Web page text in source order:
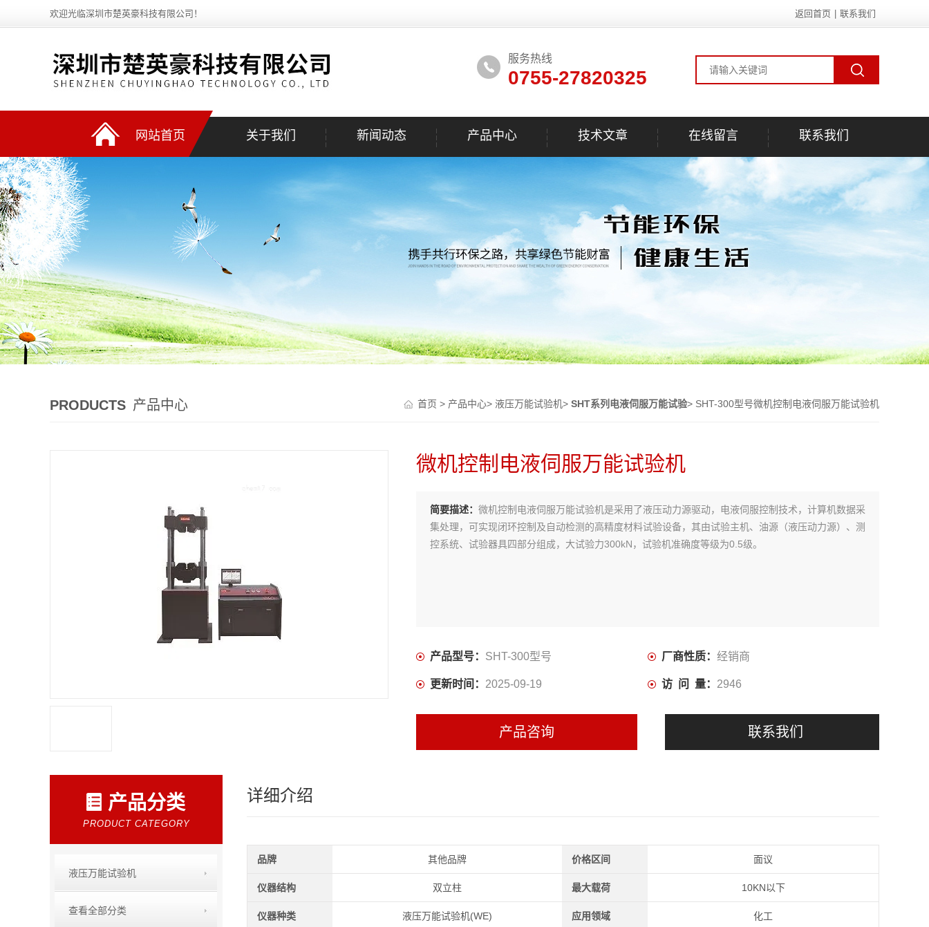
欢迎光临深圳市楚英豪科技有限公司！ 返回首页 联系我们
服务热线
0755-27820325
网站首页 关于我们 新闻动态 产品中心 技术文章 在线留言 联系我们
PRODUCTS 产品中心 首页 > 产品中心> 液压万能试验机> SHT系列电液伺服万能试验> SHT-300型号微机控制电液伺服万能试验机
微机控制电液伺服万能试验机
简要描述： 微机控制电液伺服万能试验机是采用了液压动力源驱动，电液伺服控制技术，计算机数据采
集处理，可实现闭环控制及自动检测的高精度材料试验设备，其由试验主机、油源（液压动力源）、测
控系统、试验器具四部分组成，大试验力300kN，试验机准确度等级为0.5级。
产品型号： SHT-300型号 厂商性质： 经销商
更新时间： 2025-09-19 访 问 量： 2946
产品咨询 联系我们
产品分类
PRODUCT CATEGORY
液压万能试验机
查看全部分类
详细介绍
品牌 其他品牌 价格区间 面议
仪器结构 双立柱 最大载荷 10KN以下
仪器种类 液压万能试验机(WE) 应用领域 化工